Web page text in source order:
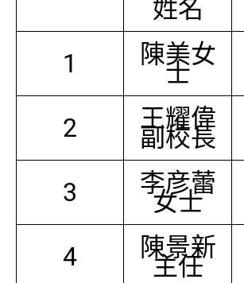
姓名
1
陳美女
士
2 王耀偉
副校長
3 李彦蕾
女士
4 陳景新
主任